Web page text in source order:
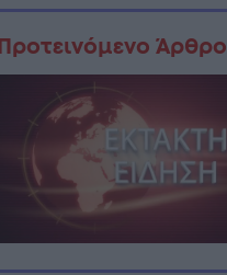
Προτεινόμενο Άρθρο